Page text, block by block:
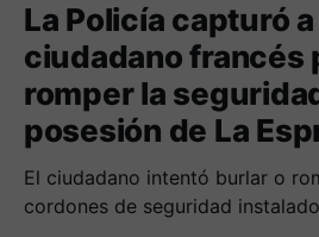
La Policía capturó
ciudadano francés
romper la
posesión de La
El ciudadano intentó burlar o
cordones de seguridad